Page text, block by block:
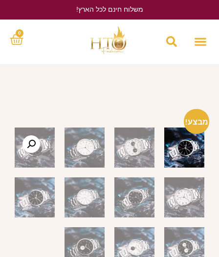
משלוח חינם לכל הארץ!
0
מבצע!